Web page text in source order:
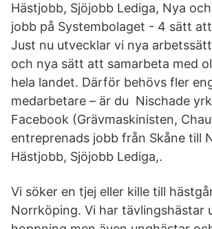
Hästjobb, Sjöjobb Lediga, Nya
jobb på Systembolaget - 4 sätt
Just nu utvecklar vi nya
och nya sätt att samarbeta med
hela landet. Därför behövs fler
medarbetare – är du Nischade
Facebook (Grävmaskinisten,
entreprenads jobb från Skåne till
Hästjobb, Sjöjobb Lediga,.
Vi söker en tjej eller kille till
Norrköping. Vi har tävlingshästar